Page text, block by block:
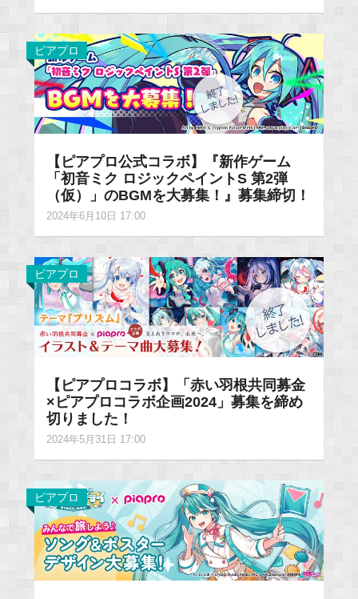
ピアプロ
【ピアプロ公式コラボ】『新作ゲーム
「初音ミク ロジックペイントS 第2弾
（仮）」のBGMを大募集！』募集締切！
2024年6月10日 17:00
ピアプロ
【ピアプロコラボ】「赤い羽根共同募金
×ピアプロコラボ企画2024」募集を締め
切りました！
2024年5月31日 17:00
ピアプロ